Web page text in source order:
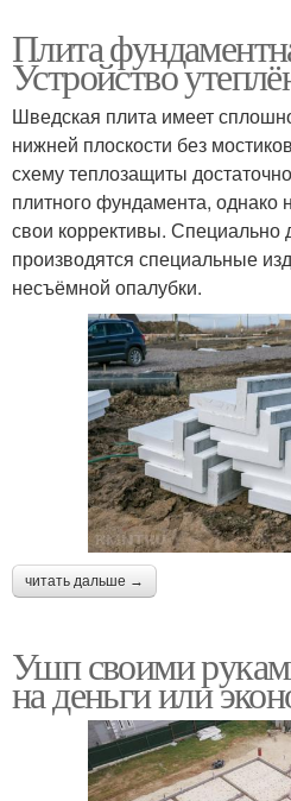
Плита
Устройство
Шведская плита имеет
нижней плоскости без
схему теплозащиты
плитного фундамента, однако
свои коррективы. Специально
производятся специальные
несъёмной опалубки.
читать дальше →
Ушп своими
на деньги или